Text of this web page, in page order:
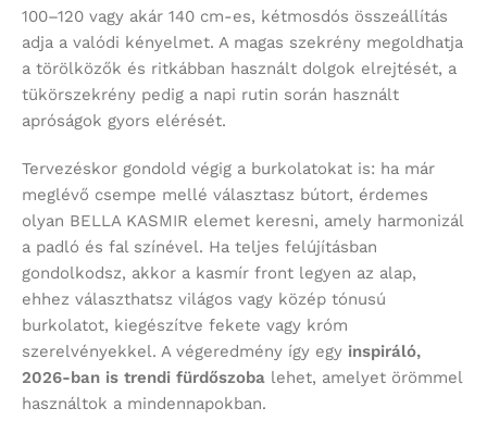
100–120 vagy akár 140 cm-es, kétmosdós összeállítás
adja a valódi kényelmet. A magas szekrény megoldhatja
a törölközők és ritkábban használt dolgok elrejtését, a
tükörszekrény pedig a napi rutin során használt
apróságok gyors elérését.
Tervezéskor gondold végig a burkolatokat is: ha már
meglévő csempe mellé választasz bútort, érdemes
olyan BELLA KASMIR elemet keresni, amely harmonizál
a padló és fal színével. Ha teljes felújításban
gondolkodsz, akkor a kasmír front legyen az alap,
ehhez választhatsz világos vagy közép tónusú
burkolatot, kiegészítve fekete vagy króm
szerelvényekkel. A végeredmény így egy inspiráló,
2026-ban is trendi fürdőszoba lehet, amelyet örömmel
használtok a mindennapokban.